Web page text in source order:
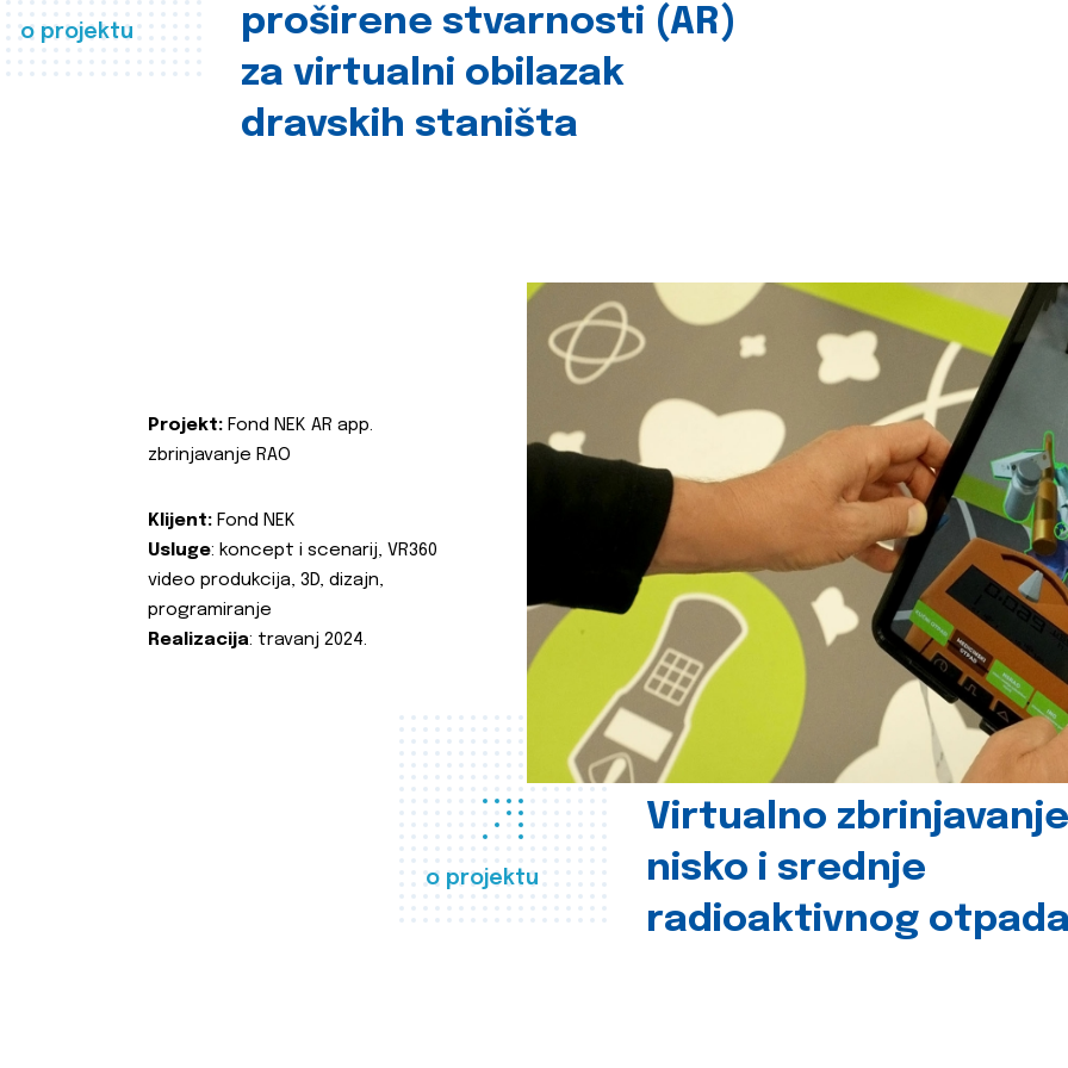
o projektu
proširene stvarnosti (AR)
za virtualni obilazak
dravskih staništa
o projektu
Virtualno zbrinjavanje
nisko i srednje
radioaktivnog
Projekt: Fond NEK AR app.
zbrinjavanje RAO
Klijent: Fond NEK
Usluge: koncept i scenarij, VR360
video produkcija, 3D, dizajn,
programiranje
Realizacija: travanj 2024.